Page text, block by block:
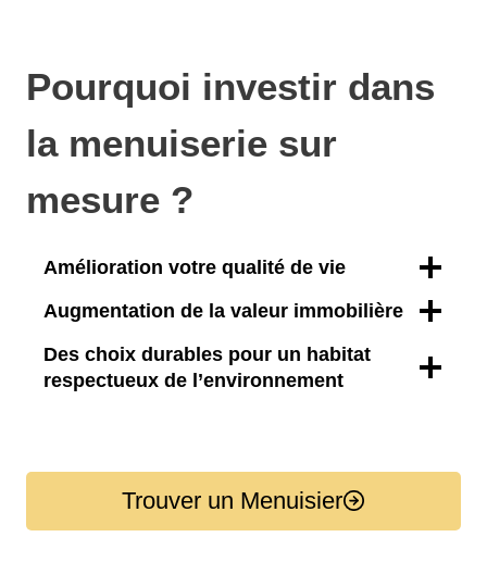
Pourquoi investir dans
la menuiserie sur
mesure ?
Amélioration votre qualité de vie
Augmentation de la valeur immobilière
Des choix durables pour un habitat
respectueux de l’environnement
Trouver un Menuisier